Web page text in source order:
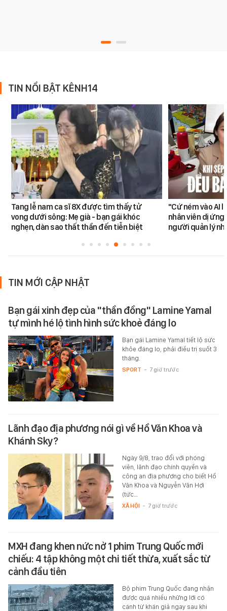
TIN NỔI BẬT KÊNH14
Tang lễ nam ca sĩ 8X được tìm thấy tử
vong dưới sông: Mẹ già - bạn gái khóc
nghẹn, dàn sao thất thần đến tiễn biệt
"Cứ ném vào AI
nhân viên dị ứng
người quản lý
TIN MỚI CẬP NHẬT
Bạn gái xinh đẹp của "thần đồng" Lamine Yamal
tự mình hé lộ tình hình sức khoẻ đáng lo
Bạn gái Lamine Yamal tiết lộ sức
khỏe đáng lo, phải điều trị suốt 3
tháng.
SPORT - 7 giờ trước
Lãnh đạo địa phương nói gì về Hồ Văn Khoa và
Khánh Sky?
Ngày 9/8, trao đổi với phóng
viên, lãnh đạo chính quyền và
công an địa phương cho biết Hồ
Văn Khoa và Nguyễn Văn Hợi
(tức…
XÃ HỘI - 7 giờ trước
MXH đang khen nức nở 1 phim Trung Quốc mới
chiếu: 4 tập không một chi tiết thừa, xuất sắc từ
cảnh đầu tiên
Bộ phim Trung Quốc đang nhận
được quá nhiều những lời có
cánh từ khán giả ngay sau khi